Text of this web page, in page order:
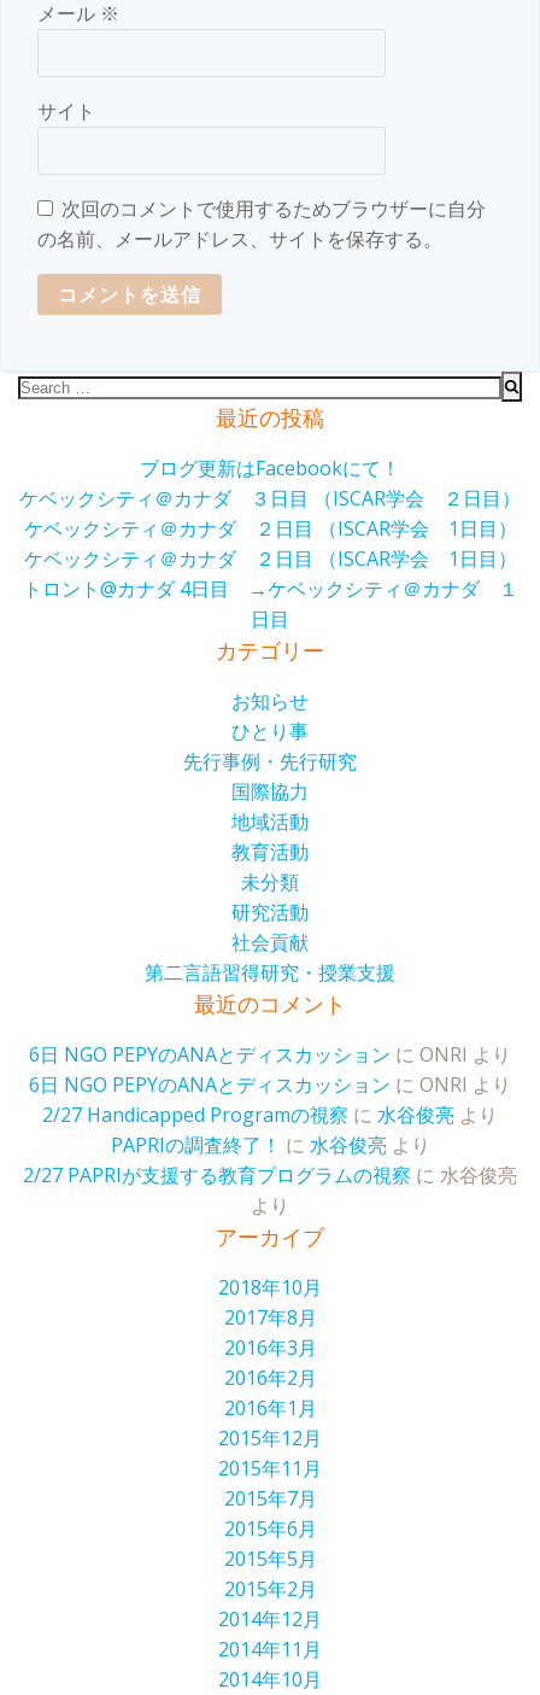
メール ※
サイト
次回のコメントで使用するためブラウザーに自分
の名前、メールアドレス、サイトを保存する。
Search
最近の投稿
ブログ更新はFacebookにて！
ケベックシティ＠カナダ ３日目 （ISCAR学会 ２日目）
ケベックシティ＠カナダ ２日目 （ISCAR学会 1日目）
ケベックシティ＠カナダ ２日目 （ISCAR学会 1日目）
トロント@カナダ 4日目 →ケベックシティ＠カナダ １
日目
カテゴリー
お知らせ
ひとり事
先行事例・先行研究
国際協力
地域活動
教育活動
未分類
研究活動
社会貢献
第二言語習得研究・授業支援
最近のコメント
6日 NGO PEPYのANAとディスカッション に ONRI より
6日 NGO PEPYのANAとディスカッション に ONRI より
2/27 Handicapped Programの視察 に 水谷俊亮 より
PAPRIの調査終了！ に 水谷俊亮より
2/27 PAPRIが支援する教育プログラムの視察 に 水谷俊亮
より
アーカイブ
2018年10月
2017年8月
2016年3月
2016年2月
2016年1月
2015年12月
2015年11月
2015年7月
2015年6月
2015年5月
2015年2月
2014年12月
2014年11月
2014年10月